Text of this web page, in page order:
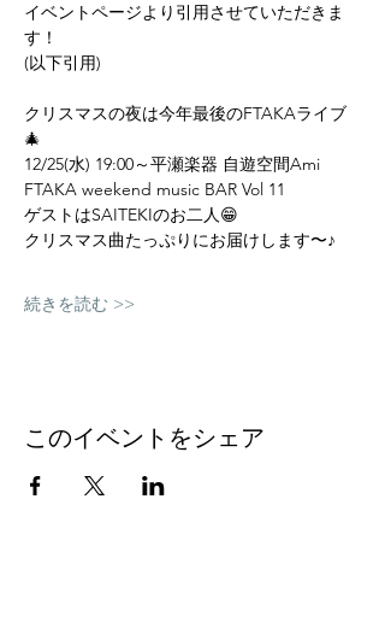
イベントページより引用させていただきま
す！
(以下引用)
クリスマスの夜は今年最後のFTAKAライブ
🎄
12/25(水) 19:00～平瀬楽器 自遊空間Ami
FTAKA weekend music BAR Vol 11
ゲストはSAITEKIのお二人😁
クリスマス曲たっぷりにお届けします〜♪
続きを読む >>
このイベントをシェア